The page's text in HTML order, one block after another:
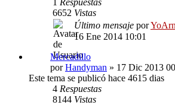
6652 Vistas
Último mensaje por
16 Ene 2014 10:01
Mercadillo
porHandyman » 17 Dic 2013
Este tema se publicó hace 4615 dias
4 Respuestas
8144 Vistas